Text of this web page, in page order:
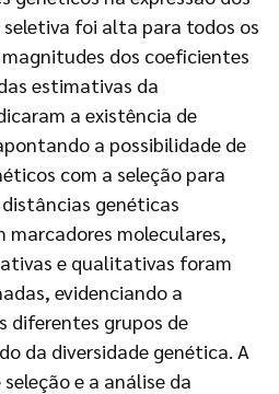
foi alta para todos os
dos coeficientes
estimativas da
a existência de
a possibilidade de
com a seleção para
genéticas
marcadores moleculares,
e qualitativas foram
evidenciando a
diferentes grupos de
da diversidade genética. A
e a análise da